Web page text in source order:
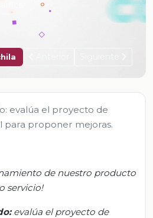
evalúa el proyecto de
para proponer mejoras.
de nuestro producto
o servicio!
evalúa el proyecto de